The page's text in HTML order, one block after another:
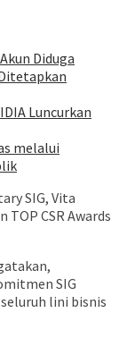
Diduga
Luncurkan
melalui
SIG, Vita
TOP CSR Awards
SIG
lini bisnis